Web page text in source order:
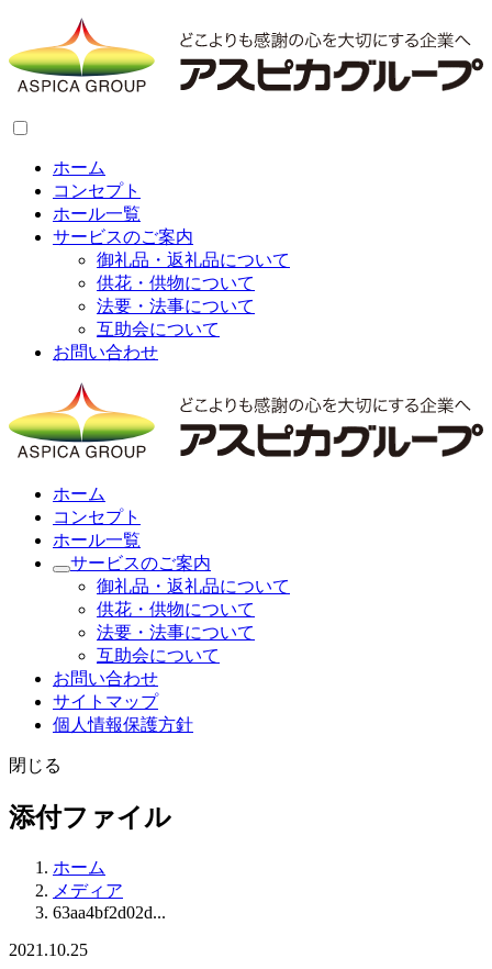
ホーム
コンセプト
ホール一覧
サービスのご案内
御礼品・返礼品について
供花・供物について
法要・法事について
互助会について
お問い合わせ
ホーム
コンセプト
ホール一覧
サービスのご案内
御礼品・返礼品について
供花・供物について
法要・法事について
互助会について
お問い合わせ
サイトマップ
個人情報保護方針
閉じる
添付ファイル
ホーム
メディア
63aa4bf2d02d...
2021.10.25